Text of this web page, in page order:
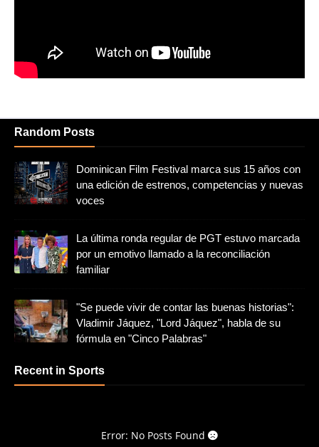
Random Posts
Dominican Film Festival marca sus 15 años con
una edición de estrenos, competencias y nuevas
voces
La última ronda regular de PGT estuvo marcada
por un emotivo llamado a la reconciliación
familiar
"Se puede vivir de contar las buenas historias":
Vladimir Jáquez, "Lord Jáquez", habla de su
fórmula en "Cinco Palabras"
Recent in Sports
Error: No Posts Found